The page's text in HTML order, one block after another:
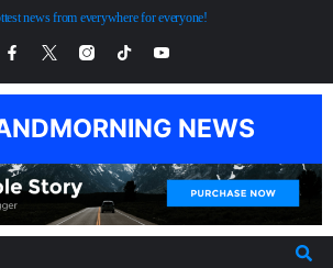
news from everywhere for everyone!
NEWS